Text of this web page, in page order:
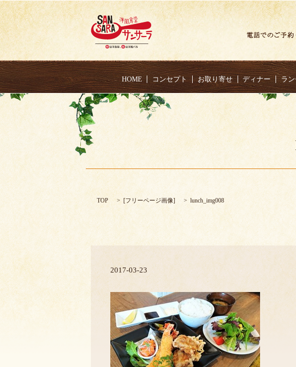
HOME コンセプト お取り寄せ ディナー ラ
TOP [フリーページ画像] lunch_img008
2017-03-23